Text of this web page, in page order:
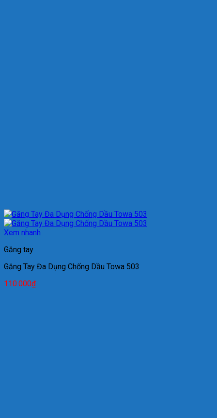
Xem nhanh
Găng tay
Găng Tay Đa Dụng Chống Dầu Towa 503
110.000₫